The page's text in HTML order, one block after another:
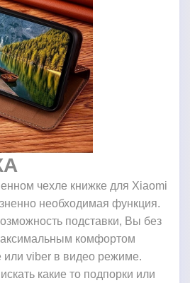
чехле книжке для Xiaomi
необходимая функция.
подставки, Вы без
комфортом
или viber в видео режиме.
какие то подпорки или